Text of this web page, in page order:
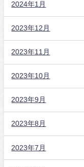
2024年1月
2023年12月
2023年11月
2023年10月
2023年9月
2023年8月
2023年7月